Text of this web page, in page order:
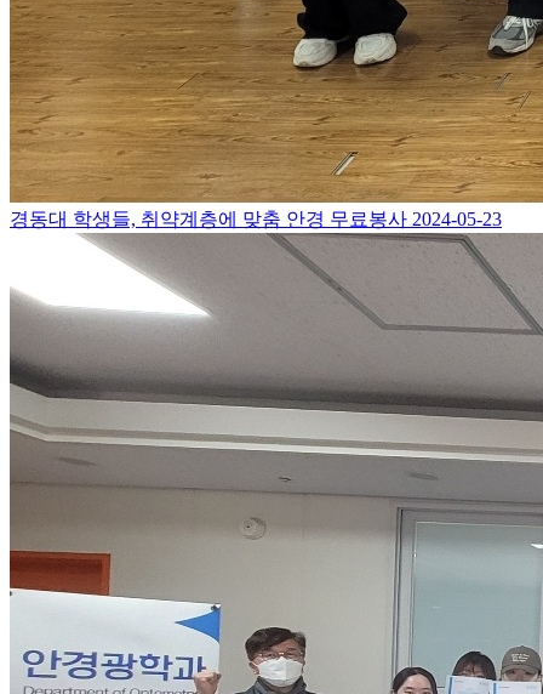
경동대 학생들, 취약계층에 맞춤 안경 무료봉사 2024-05-23